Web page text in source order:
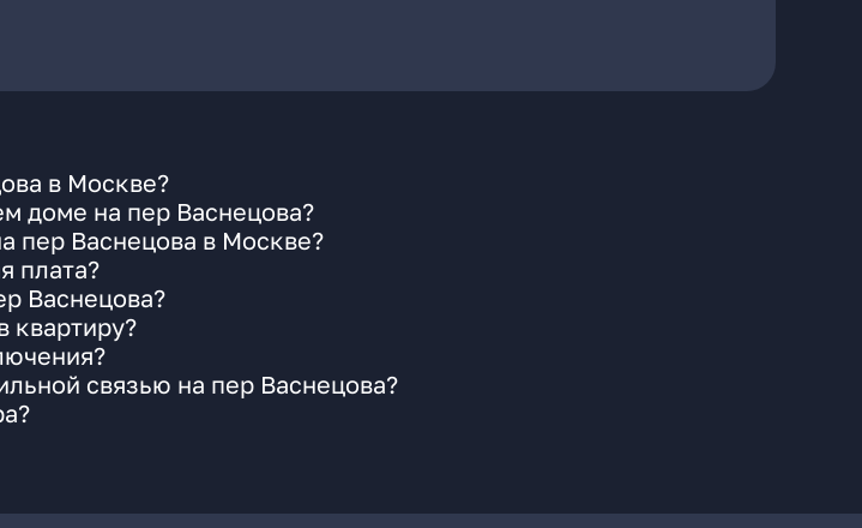
в Москве?
доме на пер Васнецова?
пер Васнецова в Москве?
плата?
Васнецова?
квартиру?
связью на пер Васнецова?